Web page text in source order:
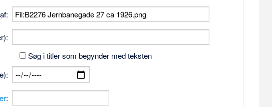
Søg i titler som begynder med teksten
: